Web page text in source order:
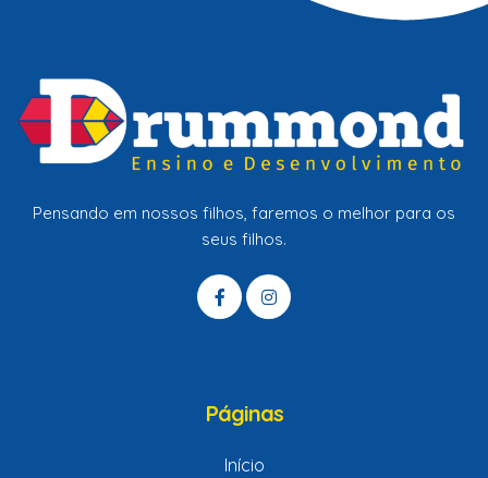
Pensando em nossos filhos, faremos o melhor para os
seus filhos.
Páginas
Início